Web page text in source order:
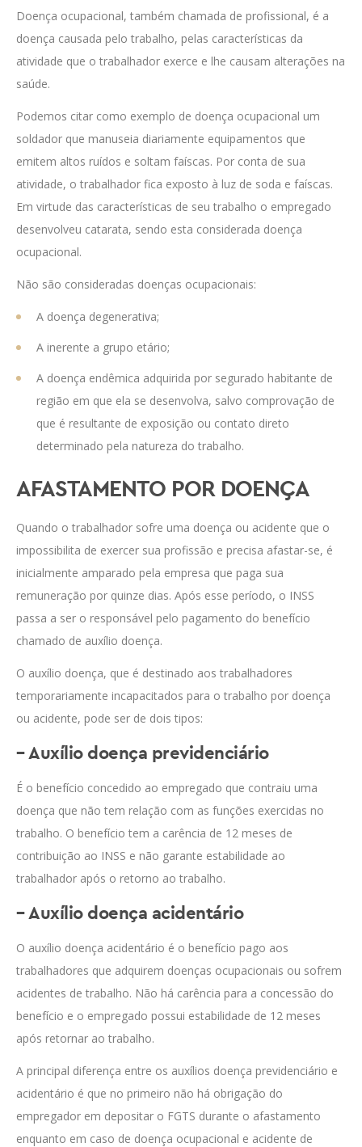
Doença ocupacional, também chamada de profissional, é a
doença causada pelo trabalho, pelas características da
atividade que o trabalhador exerce e lhe causam alterações na
saúde.
Podemos citar como exemplo de doença ocupacional um
soldador que manuseia diariamente equipamentos que
emitem altos ruídos e soltam faíscas. Por conta de sua
atividade, o trabalhador fica exposto à luz de soda e faíscas.
Em virtude das características de seu trabalho o empregado
desenvolveu catarata, sendo esta considerada doença
ocupacional.
Não são consideradas doenças ocupacionais:
A doença degenerativa;
A inerente a grupo etário;
A doença endêmica adquirida por segurado habitante de
região em que ela se desenvolva, salvo comprovação de
que é resultante de exposição ou contato direto
determinado pela natureza do trabalho.
AFASTAMENTO POR DOENÇA
Quando o trabalhador sofre uma doença ou acidente que o
impossibilita de exercer sua profissão e precisa afastar-se, é
inicialmente amparado pela empresa que paga sua
remuneração por quinze dias. Após esse período, o INSS
passa a ser o responsável pelo pagamento do benefício
chamado de auxílio doença.
O auxílio doença, que é destinado aos trabalhadores
temporariamente incapacitados para o trabalho por doença
ou acidente, pode ser de dois tipos:
– Auxílio doença previdenciário
É o benefício concedido ao empregado que contraiu uma
doença que não tem relação com as funções exercidas no
trabalho. O benefício tem a carência de 12 meses de
contribuição ao INSS e não garante estabilidade ao
trabalhador após o retorno ao trabalho.
– Auxílio doença acidentário
O auxílio doença acidentário é o benefício pago aos
trabalhadores que adquirem doenças ocupacionais ou sofrem
acidentes de trabalho. Não há carência para a concessão do
benefício e o empregado possui estabilidade de 12 meses
após retornar ao trabalho.
A principal diferença entre os auxílios doença previdenciário e
acidentário é que no primeiro não há obrigação do
empregador em depositar o FGTS durante o afastamento
enquanto em caso de doença ocupacional e acidente de